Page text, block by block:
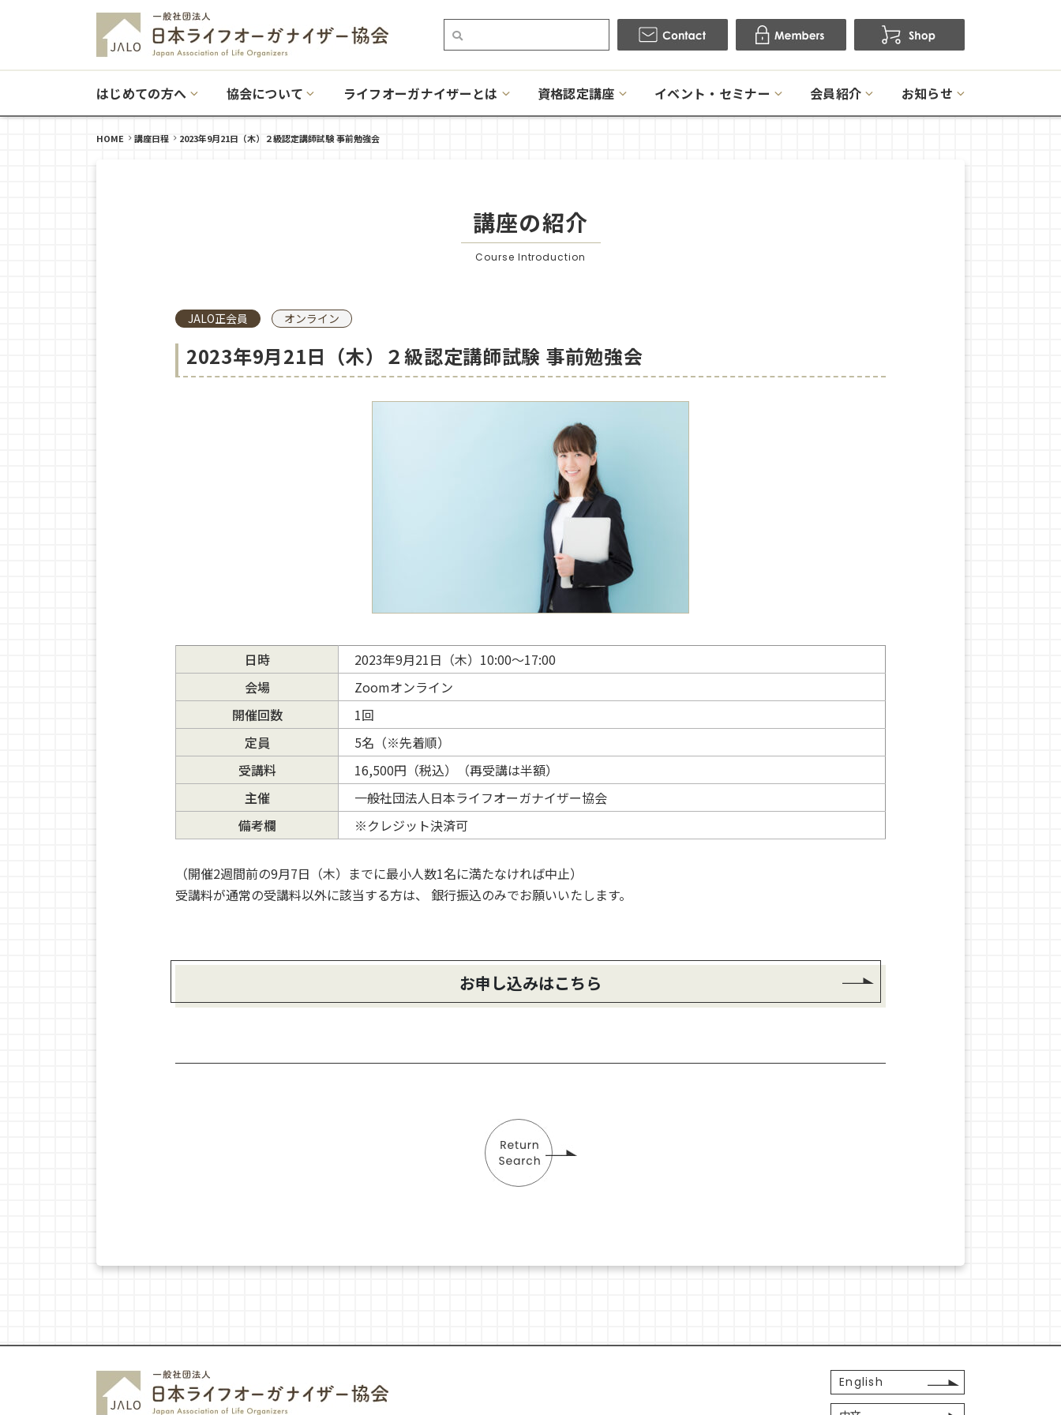
はじめての方へ 協会について ライフオーガナイザーとは 資格認定講座 イベント・セミナー 会員紹介 お知らせ
HOME 講座日程 2023年9月21日（木）２級認定講師試験 事前勉強会
講座の紹介
Course Introduction
JALO正会員 オンライン
2023年9月21日（木）２級認定講師試験 事前勉強会
日時
2023年9月21日（木）10:00～17:00
会場
Zoomオンライン
開催回数
1回
定員
5名（※先着順）
受講料
16,500円（税込）（再受講は半額）
主催
一般社団法人日本ライフオーガナイザー協会
備考欄
※クレジット決済可
（開催2週間前の9月7日（木） までに最小人数1名に満たなければ中止）
受講料が通常の受講料以外に該当する方は、 銀行振込のみでお願いいたします。
お申し込みはこちら
English